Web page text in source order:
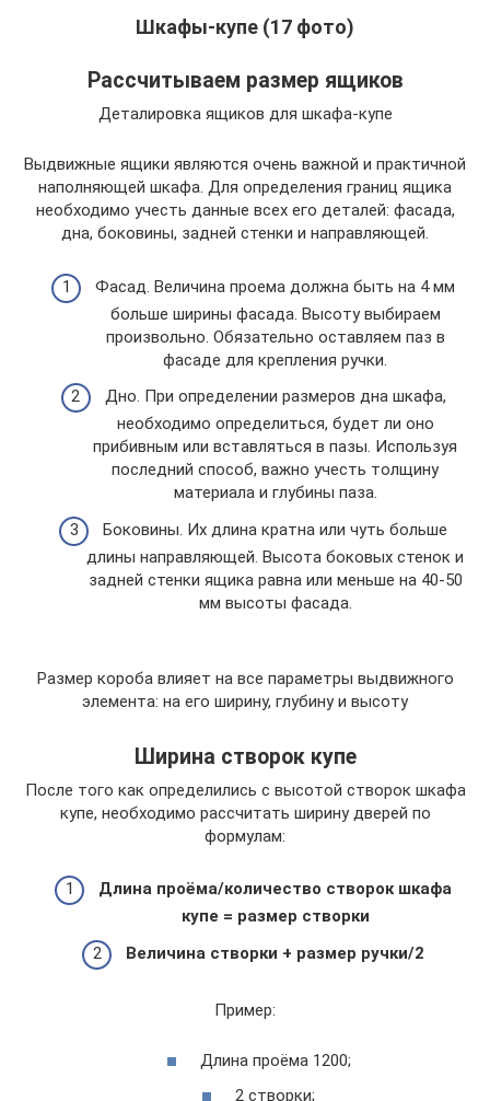
Шкафы-купе (17 фото)
Рассчитываем размер ящиков
Деталировка ящиков для шкафа-купе
Выдвижные ящики являются очень важной и практичной
наполняющей шкафа. Для определения границ ящика
необходимо учесть данные всех его деталей: фасада,
дна, боковины, задней стенки и направляющей.
Фасад. Величина проема должна быть на 4 мм
больше ширины фасада. Высоту выбираем
произвольно. Обязательно оставляем паз в
фасаде для крепления ручки.
Дно. При определении размеров дна шкафа,
необходимо определиться, будет ли оно
прибивным или вставляться в пазы. Используя
последний способ, важно учесть толщину
материала и глубины паза.
Боковины. Их длина кратна или чуть больше
длины направляющей. Высота боковых стенок и
задней стенки ящика равна или меньше на 40-50
мм высоты фасада.
Размер короба влияет на все параметры выдвижного
элемента: на его ширину, глубину и высоту
Ширина створок купе
После того как определились с высотой створок шкафа
купе, необходимо рассчитать ширину дверей по
формулам:
Длина проёма/количество створок шкафа
купе = размер створки
Величина створки + размер ручки/2
Пример:
Длина проёма 1200;
2 створки;